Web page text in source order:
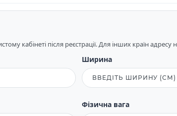
кабінеті після реєстрації. Для інших країн
Ширина
Фізична вага